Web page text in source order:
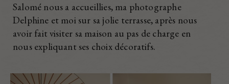
Salomé nous a accueillies, ma photographe
Delphine et moi sur sa jolie terrasse, après nous
avoir fait visiter sa maison au pas de charge en
nous expliquant ses choix décoratifs.